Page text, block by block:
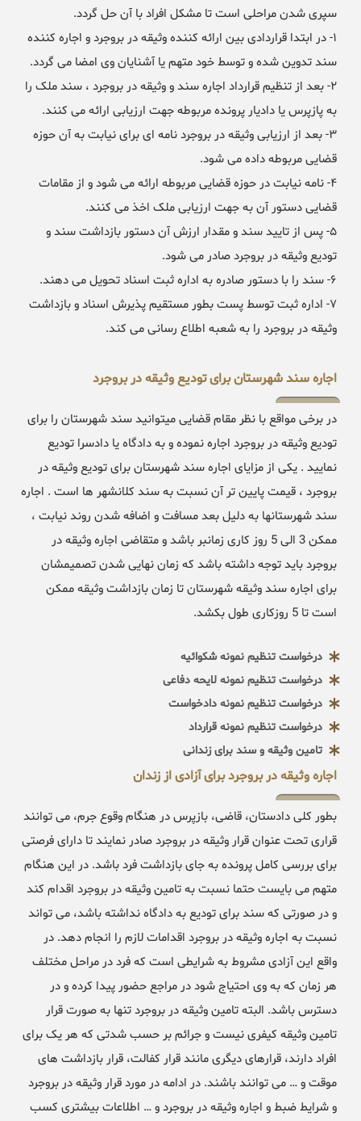
سپری شدن مراحلی است تا مشکل افراد با آن حل گردد.
۱- در ابتدا قراردادی بین ارائه کننده وثیقه در بروجرد و اجاره کننده
سند تدوین شده و توسط خود متهم یا آشنایان وی امضا می گردد.
۲- بعد از تنظیم قرارداد اجاره سند و وثیقه در بروجرد ، سند ملک را
به پازپرس یا دادیار پرونده مربوطه جهت ارزیابی ارائه می کنند.
۳- بعد از ارزیابی وثیقه در بروجرد نامه ای برای نیابت به آن حوزه
قضایی مربوطه داده می شود.
۴- نامه نیابت در حوزه قضایی مربوطه ارائه می شود و از مقامات
قضایی دستور آن به جهت ارزیابی ملک اخذ می کنند.
۵- پس از تایید سند و مقدار ارزش آن دستور بازداشت سند و
تودیع وثیقه در بروجرد صادر می شود.
۶- سند را با دستور صادره به اداره ثبت اسناد تحویل می دهند.
۷- اداره ثبت توسط پست بطور مستقیم پذیرش اسناد و بازداشت
وثیقه در بروجرد را به شعبه اطلاع رسانی می کند.
اجاره سند شهرستان برای تودیع وثیقه در بروجرد
در برخی مواقع با نظر مقام قضایی میتوانید سند شهرستان را برای
تودیع وثیقه در بروجرد اجاره نموده و به دادگاه یا دادسرا تودیع
نمایید . یکی از مزایای اجاره سند شهرستان برای تودیع وثیقه در
بروجرد ، قیمت پایین تر آن نسبت به سند کلانشهر ها است . اجاره
سند شهرستانها به دلیل بعد مسافت و اضافه شدن روند نیابت ،
ممکن 3 الی 5 روز کاری زمانبر باشد و متقاضی اجاره وثیقه در
بروجرد باید توجه داشته باشد که زمان نهایی شدن تصمیمشان
برای اجاره سند وثیقه شهرستان تا زمان بازداشت وثیقه ممکن
است تا 5 روزکاری طول بکشد.
درخواست تنظیم نمونه شکوائیه
درخواست تنظیم نمونه لایحه دفاعی
درخواست تنظیم نمونه دادخواست
درخواست تنظیم نمونه قرارداد
تامین وثیقه و سند برای زندانی
اجاره وثیقه در بروجرد برای آزادی از زندان
بطور کلی دادستان، قاضی، بازپرس در هنگام وقوع جرم، می توانند
قراری تحت عنوان قرار وثیقه در بروجرد صادر نمایند تا دارای فرصتی
برای بررسی کامل پرونده به جای بازداشت فرد باشد. در این هنگام
متهم می بایست حتما نسبت به تامین وثیقه در بروجرد اقدام کند
و در صورتی که سند برای تودیع به دادگاه نداشته باشد، می تواند
نسبت به اجاره وثیقه در بروجرد اقدامات لازم را انجام دهد. در
واقع این آزادی مشروط به شرایطی است که فرد در مراحل مختلف
هر زمان که به وی احتیاج شود در مراجع حضور پیدا کرده و در
دسترس باشد. البته تامین وثیقه در بروجرد تنها به صورت قرار
تامین وثیقه کیفری نیست و جرائم بر حسب شدتی که هر یک برای
افراد دارند، قرارهای دیگری مانند قرار کفالت، قرار بازداشت های
موقت و … می توانند باشند. در ادامه در مورد قرار وثیقه در بروجرد
و شرایط ضبط و اجاره وثیقه در بروجرد و … اطلاعات بیشتری کسب